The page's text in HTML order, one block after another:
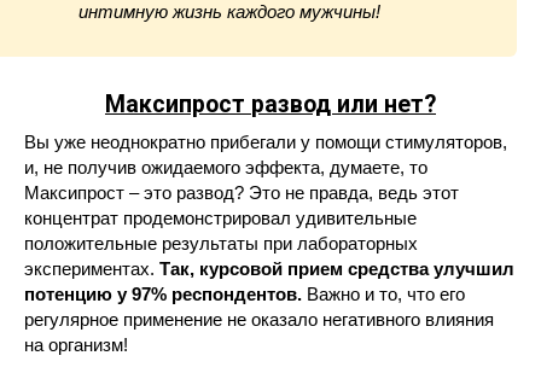
интимную жизнь каждого мужчины!
Максипрост развод или нет?
Вы уже неоднократно прибегали у помощи стимуляторов,
и, не получив ожидаемого эффекта, думаете, то
Максипрост – это развод? Это не правда, ведь этот
концентрат продемонстрировал удивительные
положительные результаты при лабораторных
экспериментах. Так, курсовой прием средства улучшил
потенцию у 97% респондентов. Важно и то, что его
регулярное применение не оказало негативного влияния
на организм!